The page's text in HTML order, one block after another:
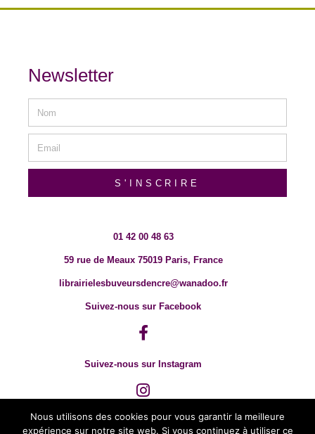
Newsletter
S'INSCRIRE
01 42 00 48 63
59 rue de Meaux 75019 Paris, France
librairielesbuveursdencre@wanadoo.fr
Suivez-nous sur Facebook
Suivez-nous sur Instagram
Nous utilisons des cookies pour vous garantir la meilleure
expérience sur notre site web. Si vous continuez à utiliser ce